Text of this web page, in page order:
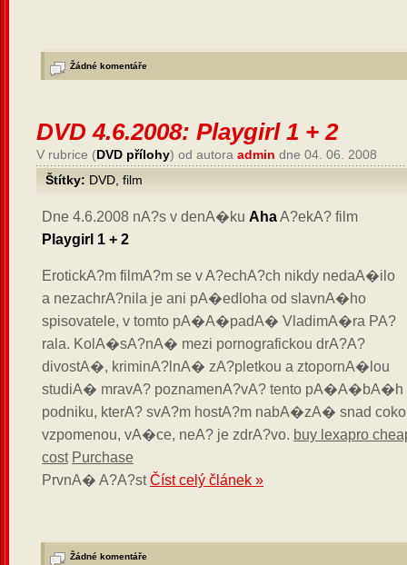
Žádné komentáře
DVD 4.6.2008: Playgirl 1 + 2
V rubrice (DVD přílohy) od autora admin dne 04. 06. 2008
Štítky: DVD film
Dne 4.6.2008 nA?s v denA�ku AhaA?ekA? film
Playgirl 1 + 2
ErotickA?m filmA?m se v A?echA?ch nikdy nedaA�ilo
a nezachrA?nila je ani pA�edloha od slavnA�ho
spisovatele, v tomto pA�A�padA� VladimA�ra PA?
rala. KolA�sA?nA� mezi pornografickou drA?A?
divostA�, kriminA?lnA� zA?pletkou a ztopornA�lou
studiA� mravA? poznamenA?vA? tento
podniku, kterA? svA?m hostA?m nabA�zA� snad
vzpomenou, vA�ce, neA? je zdrA?vo. buy lexapro
cost Purchase
PrvnA� A?A?stČíst celý článek »
Žádné komentáře